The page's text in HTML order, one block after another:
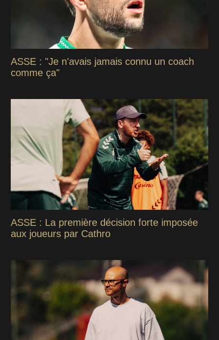
ASSE : "Je n'avais jamais connu un coach
comme ça"
ASSE : La première décision forte imposée
aux joueurs par Cathro